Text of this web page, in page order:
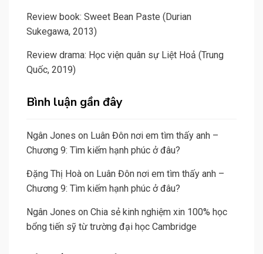
Review book: Sweet Bean Paste (Durian
Sukegawa, 2013)
Review drama: Học viện quân sự Liệt Hoả (Trung
Quốc, 2019)
Bình luận gần đây
Ngân Jones on Luân Đôn nơi em tìm thấy anh –
Chương 9: Tìm kiếm hạnh phúc ở đâu?
Đặng Thị Hoà on Luân Đôn nơi em tìm thấy anh –
Chương 9: Tìm kiếm hạnh phúc ở đâu?
Ngân Jones on Chia sẻ kinh nghiệm xin 100% học
bổng tiến sỹ từ trường đại học Cambridge